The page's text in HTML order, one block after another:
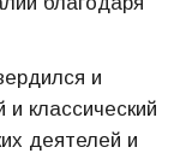
и
классический
деятелей и